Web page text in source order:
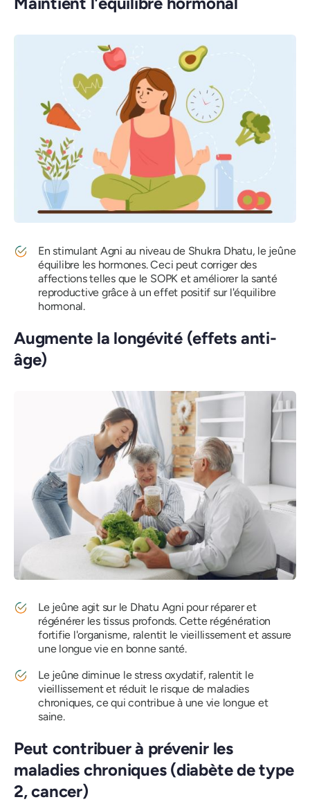
En stimulant Agni au niveau de Shukra Dhatu, le jeûne
équilibre les hormones. Ceci peut corriger des
affections telles que le SOPK et améliorer la santé
reproductive grâce à un effet positif sur l'équilibre
hormonal.
Augmente la longévité (effets anti-
âge)
Le jeûne agit sur le Dhatu Agni pour réparer et
régénérer les tissus profonds. Cette régénération
fortifie l'organisme, ralentit le vieillissement et assure
une longue vie en bonne santé.
Le jeûne diminue le stress oxydatif, ralentit le
vieillissement et réduit le risque de maladies
chroniques, ce qui contribue à une vie longue et
saine.
Peut contribuer à prévenir les
maladies chroniques (diabète de type
2, cancer)